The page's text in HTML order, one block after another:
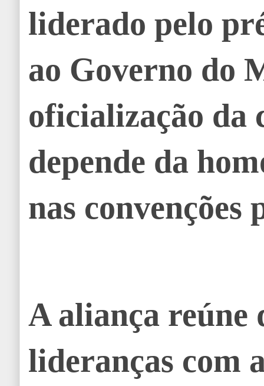
liderado pelo
ao Governo do
oficialização da
depende da
nas
A aliança reúne
lideranças com